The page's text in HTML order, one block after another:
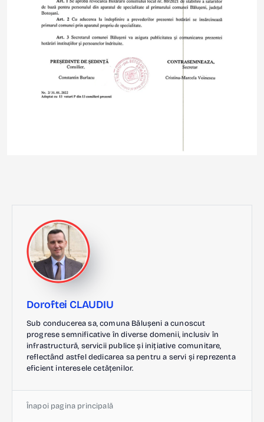
Doroftei CLAUDIU
Sub conducerea sa, comuna Bălușeni a cunoscut
progrese semnificative în diverse domenii, inclusiv în
infrastructură, servicii publice și inițiative comunitare,
reflectând astfel dedicarea sa pentru a servi și reprezenta
eficient interesele cetățenilor.
Înapoi pagina principală